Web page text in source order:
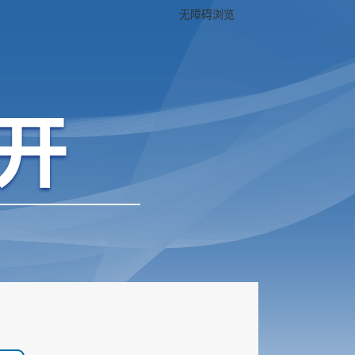
无障碍浏览